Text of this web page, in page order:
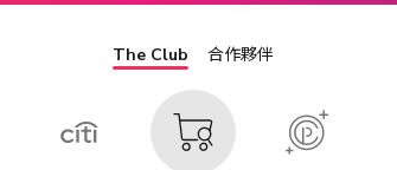
The Club 合作夥伴